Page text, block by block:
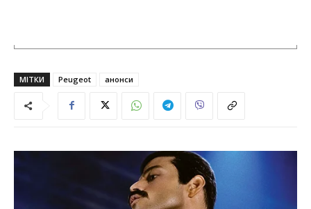
МІТКИ Peugeot анонси